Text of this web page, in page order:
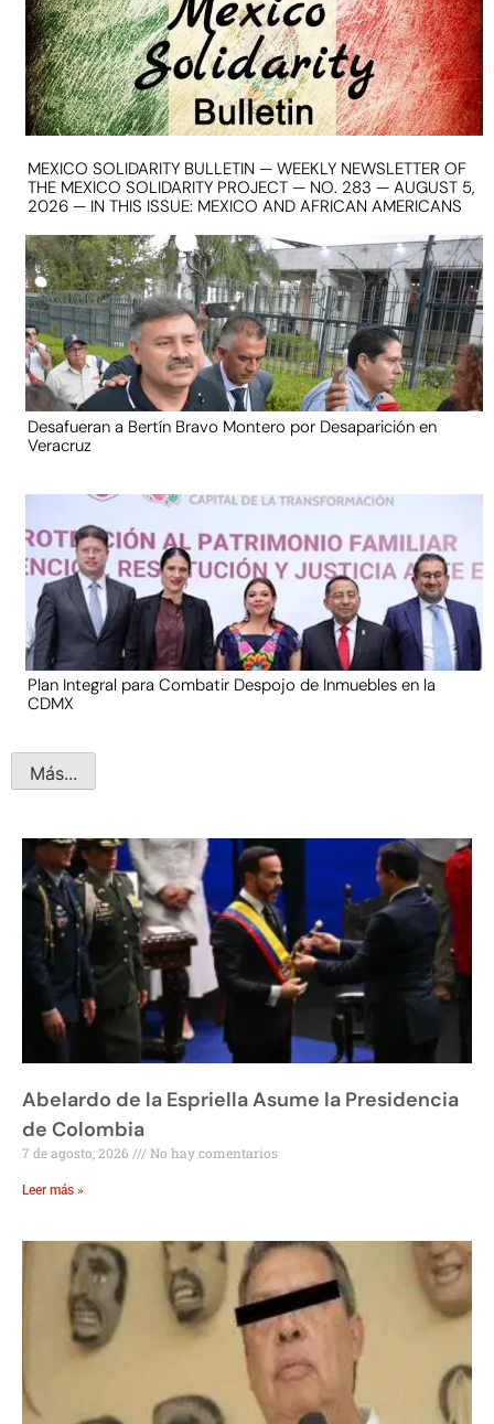
MEXICO SOLIDARITY BULLETIN — WEEKLY NEWSLETTER OF
THE MEXICO SOLIDARITY PROJECT — NO. 283 — AUGUST 5,
2026 — IN THIS ISSUE: MEXICO AND AFRICAN AMERICANS
Desafueran a Bertín Bravo Montero por Desaparición en
Veracruz
Plan Integral para Combatir Despojo de Inmuebles en la
CDMX
Más...
Abelardo de la Espriella Asume la Presidencia
de Colombia
7 de agosto, 2026 No hay comentarios
Leer más »